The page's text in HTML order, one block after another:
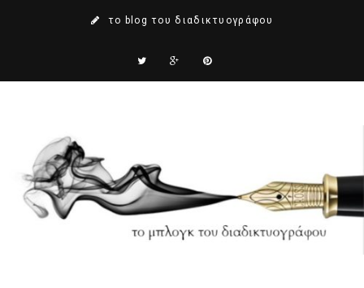
το blog του διαδικτυογράφου